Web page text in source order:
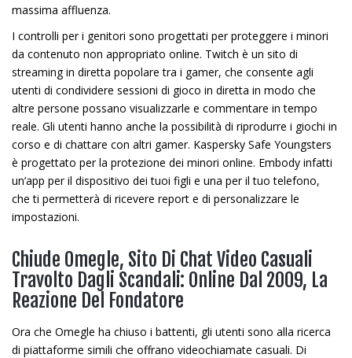
massima affluenza.
I controlli per i genitori sono progettati per proteggere i minori
da contenuto non appropriato online. Twitch è un sito di
streaming in diretta popolare tra i gamer, che consente agli
utenti di condividere sessioni di gioco in diretta in modo che
altre persone possano visualizzarle e commentare in tempo
reale. Gli utenti hanno anche la possibilità di riprodurre i giochi in
corso e di chattare con altri gamer. Kaspersky Safe Youngsters
è progettato per la protezione dei minori online. Embody infatti
un’app per il dispositivo dei tuoi figli e una per il tuo telefono,
che ti permetterà di ricevere report e di personalizzare le
impostazioni.
Chiude Omegle, Sito Di Chat Video Casuali
Travolto Dagli Scandali: Online Dal 2009, La
Reazione Del Fondatore
Ora che Omegle ha chiuso i battenti, gli utenti sono alla ricerca
di piattaforme simili che offrano videochiamate casuali. Di